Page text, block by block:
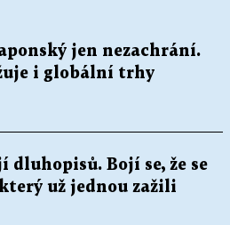
jen nezachrání.
i globální trhy
dluhopisů. Bojí se, že se
už jednou zažili